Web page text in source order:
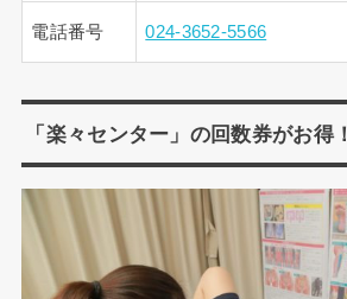
電話番号 024-3652-5566
「楽々センター」の回数券がお得！